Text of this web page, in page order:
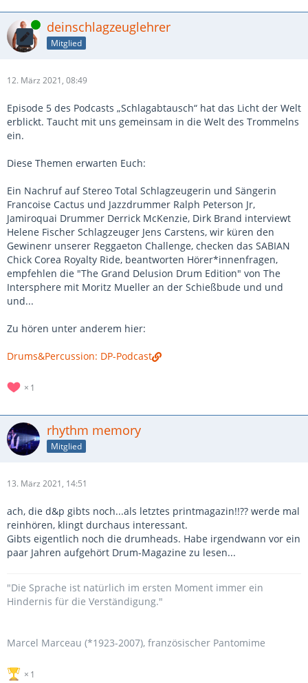
Online deinschlagzeuglehrer
Mitglied
12. März 2021, 08:49
Episode 5 des Podcasts „Schlagabtausch“ hat das Licht der Welt
erblickt. Taucht mit uns gemeinsam in die Welt des Trommelns
ein.
Diese Themen erwarten Euch:
Ein Nachruf auf Stereo Total Schlagzeugerin und Sängerin
Francoise Cactus und Jazzdrummer Ralph Peterson Jr,
Jamiroquai Drummer Derrick McKenzie, Dirk Brand interviewt
Helene Fischer Schlagzeuger Jens Carstens, wir küren den
Gewinenr unserer Reggaeton Challenge, checken das SABIAN
Chick Corea Royalty Ride, beantworten Hörer*innenfragen,
empfehlen die "The Grand Delusion Drum Edition" von The
Intersphere mit Moritz Mueller an der Schießbude und und
und...
Zu hören unter anderem hier:
Drums&Percussion: DP-Podcast
1
rhythm memory
Mitglied
13. März 2021, 14:51
ach, die d&p gibts noch...als letztes printmagazin!!?? werde mal
reinhören, klingt durchaus interessant.
Gibts eigentlich noch die drumheads. Habe irgendwann vor ein
paar Jahren aufgehört Drum-Magazine zu lesen...
"Die Sprache ist natürlich im ersten Moment immer ein
Hindernis für die Verständigung."
Marcel Marceau (*1923-2007), französischer Pantomime
1